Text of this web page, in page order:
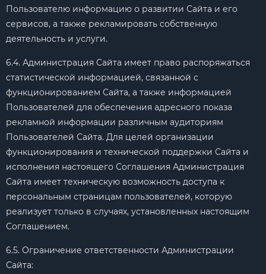
Пользователю информацию о развитии Сайта и его
сервисов, а также рекламировать собственную
деятельность и услуги.
6.4. Администрация Сайта имеет право распоряжаться
статистической информацией, связанной с
функционированием Сайта, а также информацией
Пользователей для обеспечения адресного показа
рекламной информации различным аудиториям
Пользователей Сайта. Для целей организации
функционирования и технической поддержки Сайта и
исполнения настоящего Соглашения Администрация
Сайта имеет техническую возможность доступа к
персональным страницам пользователей, которую
реализует только в случаях, установленных настоящим
Соглашением.
6.5. Ограничение ответственности Администрации
Сайта: